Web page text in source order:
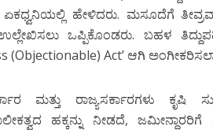
ಹೇಳಿದರು. ಮಸೂದೆಗೆ
ಒಪ್ಪಿಕೊಂಡರು. ಬಹಳ
(Objectionable) Act’ ಆಗಿ
ಮತ್ತು ರಾಜ್ಯಸರ್ಕಾರಗಳು ಕೃಷಿ
ಹಕ್ಕನ್ನು ನೀಡದೆ, ಜಮೀನ್ದಾರರಿಗೆ